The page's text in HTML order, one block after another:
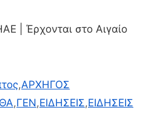
| Έρχονται στο Αιγαίο
,ΑΡΧΗΓΟΣ
,ΓΕΝ,ΕΙΔΗΣΕΙΣ,ΕΙΔΗΣΕΙΣ